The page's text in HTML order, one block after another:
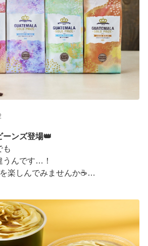
ーンズ登場👑
も
うんです…！
楽しんでみませんか☕
体験イベントも実施中▼